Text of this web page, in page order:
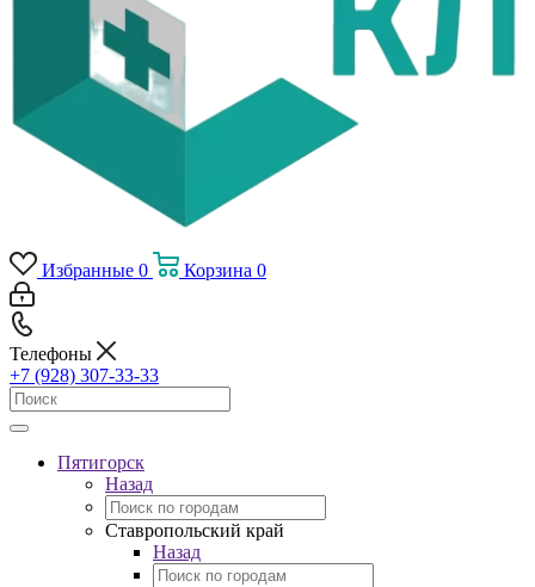
Избранные 0 Корзина 0
Телефоны
+7 (928) 307-33-33
Пятигорск
Назад
Ставропольский край
Назад